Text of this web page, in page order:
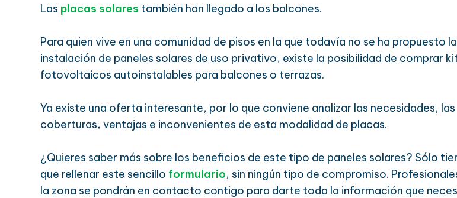
Las placas solares también han llegado a los balcones.
Para quien vive en una comunidad de pisos en la que todavía no se ha propuesto la
instalación de paneles solares de uso privativo, existe la posibilidad de comprar
fotovoltaicos autoinstalables para balcones o terrazas.
Ya existe una oferta interesante, por lo que conviene analizar las necesidades, las
coberturas, ventajas e inconvenientes de esta modalidad de placas.
¿Quieres saber más sobre los beneficios de este tipo de paneles solares? Sólo
que rellenar este sencillo formulario, sin ningún tipo de compromiso.
la zona se pondrán en contacto contigo para darte toda la información que